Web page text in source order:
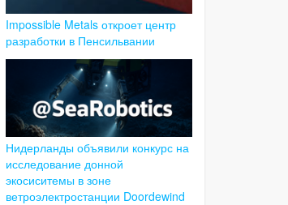
Impossible Metals откроет центр
разработки в Пенсильвании
Нидерланды объявили конкурс на
исследование донной
экосиситемы в зоне
ветроэлектростанции Doordewind